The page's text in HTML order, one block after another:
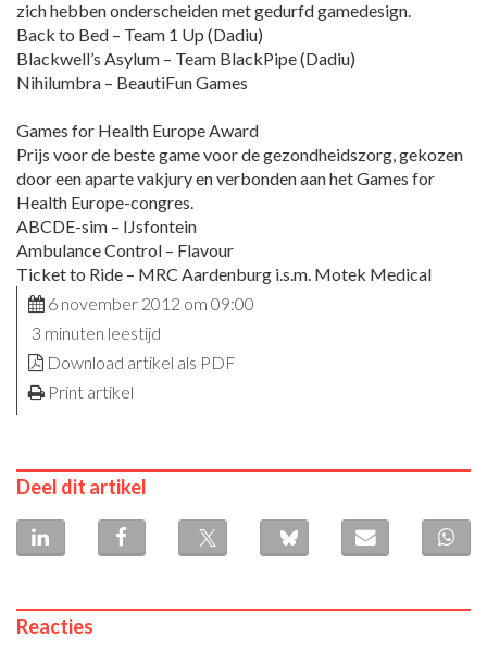
zich hebben onderscheiden met gedurfd gamedesign.
Back to Bed – Team 1 Up (Dadiu)
Blackwell’s Asylum – Team BlackPipe (Dadiu)
Nihilumbra – BeautiFun Games
Games for Health Europe Award
Prijs voor de beste game voor de gezondheidszorg, gekozen
door een aparte vakjury en verbonden aan het Games for
Health Europe-congres.
ABCDE-sim – IJsfontein
Ambulance Control – Flavour
Ticket to Ride – MRC Aardenburg i.s.m. Motek Medical
6 november 2012 om 09:00
3 minuten leestijd
Download artikel als PDF
Print artikel
Deel dit artikel
Reacties